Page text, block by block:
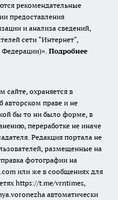
рекомендательные
предоставления
и анализа сведений,
сети "Интернет",
Федерации)». Подробнее
охраняется в
авторском праве и не
бы то ни было форме, в
переработке не иначе
Редакция портала не
размещенные на
фотографии на
или же в сообщениях для
https://t.me/vrntimes,
автоматически